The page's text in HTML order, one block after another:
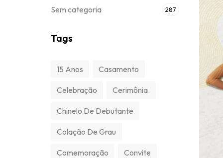
Sem categoria 287
Tags
15 Anos Casamento
Celebração Cerimônia.
Chinelo De Debutante
Colação De Grau
Comemoração Convite